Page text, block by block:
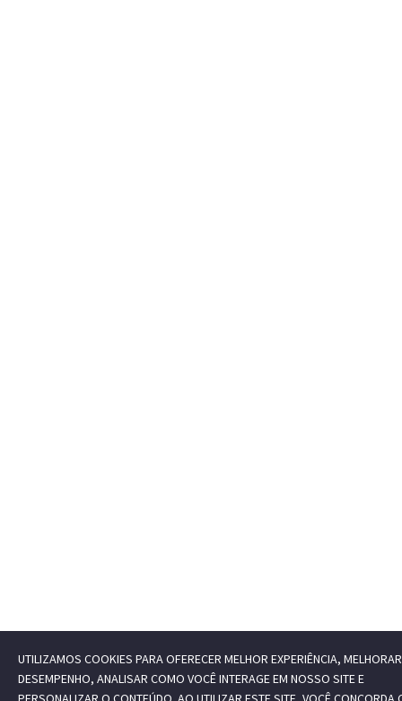
UTILIZAMOS COOKIES PARA OFERECER MELHOR EXPERIÊNCIA,
DESEMPENHO, ANALISAR COMO VOCÊ INTERAGE EM NOSSO SITE E